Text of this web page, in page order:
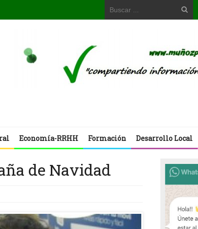
Economía-RRHH Formación Desarrollo Local
de Navidad